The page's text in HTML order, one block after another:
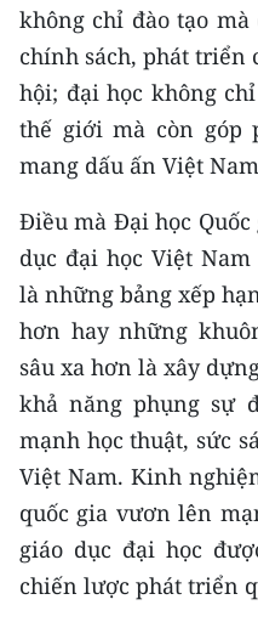
không chỉ đào tạo
chính sách, phát triển
hội; đại học không
thế giới mà còn
mang dấu ấn Việt
Điều mà Đại học
dục đại học Việt
là những bảng xếp
hơn hay những
sâu xa hơn là xây
khả năng phụng sự
mạnh học thuật, sức
Việt Nam. Kinh
quốc gia vươn lên
giáo dục đại học
chiến lược phát triển